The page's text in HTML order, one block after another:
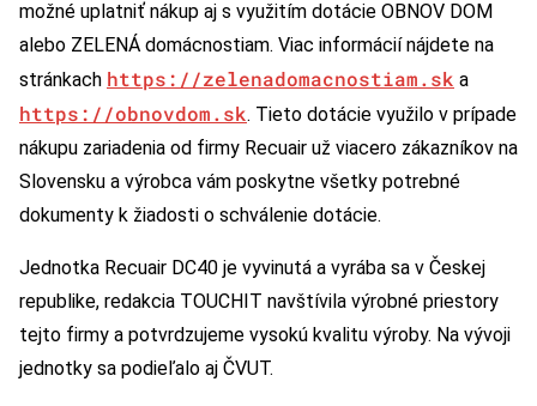
možné uplatniť nákup aj s využitím dotácie OBNOV DOM
alebo ZELENÁ domácnostiam. Viac informácií nájdete na
stránkach https://zelenadomacnostiam.sk a
https://obnovdom.sk. Tieto dotácie využilo v prípade
nákupu zariadenia od firmy Recuair už viacero zákazníkov na
Slovensku a výrobca vám poskytne všetky potrebné
dokumenty k žiadosti o schválenie dotácie.
Jednotka Recuair DC40 je vyvinutá a vyrába sa v Českej
republike, redakcia TOUCHIT navštívila výrobné priestory
tejto firmy a potvrdzujeme vysokú kvalitu výroby. Na vývoji
jednotky sa podieľalo aj ČVUT.